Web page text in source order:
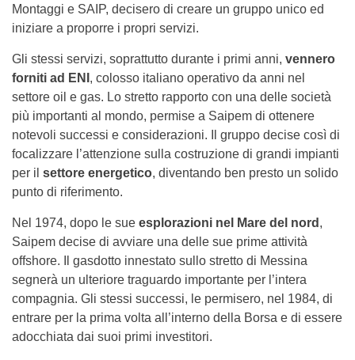
Montaggi e SAIP, decisero di creare un gruppo unico ed
iniziare a proporre i propri servizi.
Gli stessi servizi, soprattutto durante i primi anni, vennero
forniti ad ENI , colosso italiano operativo da anni nel
settore oil e gas. Lo stretto rapporto con una delle società
più importanti al mondo, permise a Saipem di ottenere
notevoli successi e considerazioni. Il gruppo decise così di
focalizzare l’attenzione sulla costruzione di grandi impianti
per il settore energetico, diventando ben presto un solido
punto di riferimento.
Nel 1974, dopo le sue esplorazioni nel Mare del nord ,
Saipem decise di avviare una delle sue prime attività
offshore. Il gasdotto innestato sullo stretto di Messina
segnerà un ulteriore traguardo importante per l’intera
compagnia. Gli stessi successi, le permisero, nel 1984, di
entrare per la prima volta all’interno della Borsa e di essere
adocchiata dai suoi primi investitori.